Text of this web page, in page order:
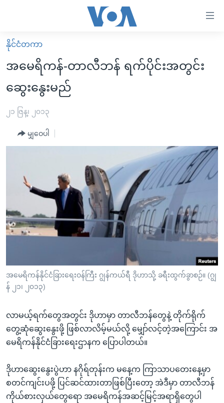
လွယ်ကူ
စေ
Link
များ
အကြောင်းအရာ
ပင်မ
အ
သို့
ကျော်
ကြည့်
ကျော်
မူလစာမျက်နှာ
မြန်မာ
ကမ္ဘာ့သတင်းများ
နိုင်ငံတကာ
ဗွီဒီယို
ရပ်ဝန်းတခု လမ်းတခု အလွန်
အမေရိကန်သုံးအီဒီယံ
မကြေးမုံရဲ့ အင်္ဂလိပ်စာ
ရုပ်ရှင်ထဲက အင်္ဂလိပ်စာ
သုတပဒေသာ အင်္ဂလိပ်စာ
အပတ်စဉ်ကဏ္ဍများ
ရေဒီယို
တီဗွီ
ရေဒီယိုနှင့်ရုပ်သံ အချက်အလက်များ
ရေဒီယို/တီဗွီအစီအစဉ်
ဗွီအိုအေ လူမှုကွန်ယက်များ
ဘာသာစကားများ
နိုင်ငံတကာ
အမေရိကန်-တာလီဘန် ရက်ပိုင်းအတွင်း
ဆွေးနွေးမည်
၂၁ ဇြန္၊ ၂၀၁၃
မျှဝေပါ
အမေရိကန်နိုင်ငံခြားရေးဝန်ကြီး ဂျွန်ကယ်ရီ ဒိုဟာသို့ ခရီးထွက်ခွာစဉ်။ (ဂျွ
န် ၂၁၊ ၂၀၁၃)
လာမယ့်ရက်တွေအတွင်း ဒိုဟာမှာ တာလီဘန်တွေနဲ့ တိုက်ရိုက်
တွေ့ဆုံဆွေးနွေးဖို့ ဖြစ်လာလိမ့်မယ်လို့ မျှော်လင့်တဲ့အကြောင်း အ
မေရိကန်နိုင်ငံခြားရေးဌာနက ပြောပါတယ်။
ဒိုဟာဆွေးနွေးပွဲဟာ နဂိုရ်တုန်းက မနေ့က ကြာသာပတေးနေ့မှာ
စတင်ကျင်းပဖို့ ပြင်ဆင်ထားတာဖြစ်ပြီးတော့ အဲဒီမှာ တာလီဘန်
ကိုယ်စားလှယ်တွေရော အမေရိကန်အဆင့်မြင့်အရာရှိတွေပါ